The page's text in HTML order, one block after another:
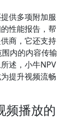
供多项附加服
性能报告，帮
商，它还支持
内的内容传输
述，小牛NPV
提升视频流畅
频播放的